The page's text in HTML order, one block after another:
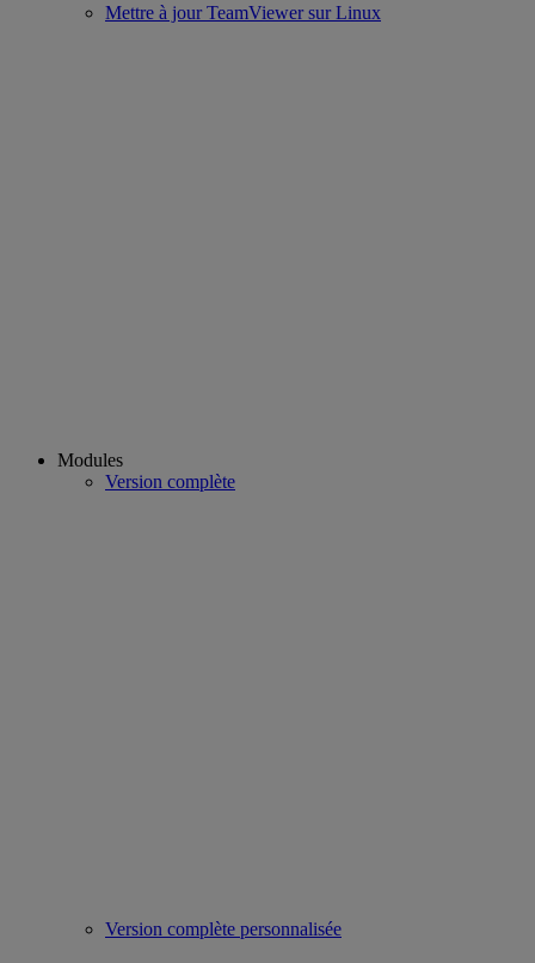
Mettre à jour TeamViewer sur Linux
Modules
Version complète
Version complète personnalisée